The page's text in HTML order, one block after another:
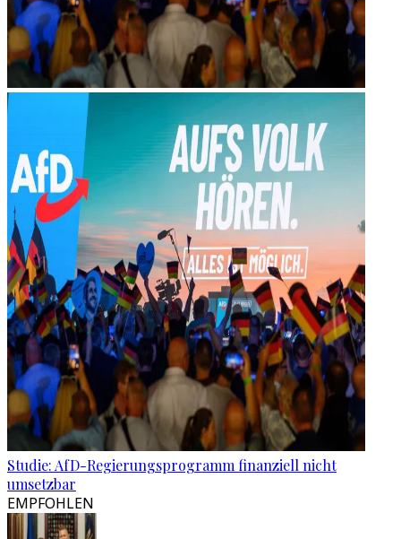
Studie: AfD-Regierungsprogramm finanziell nicht
umsetzbar
EMPFOHLEN